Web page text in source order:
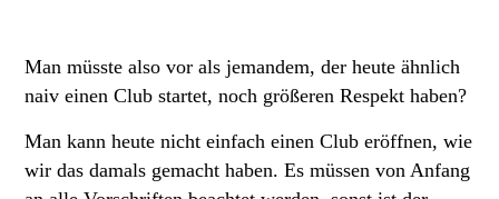
Man müsste also vor als jemandem, der heute ähnlich
naiv einen Club startet, noch größeren Respekt haben?
Man kann heute nicht einfach einen Club eröffnen, wie
wir das damals gemacht haben. Es müssen von Anfang